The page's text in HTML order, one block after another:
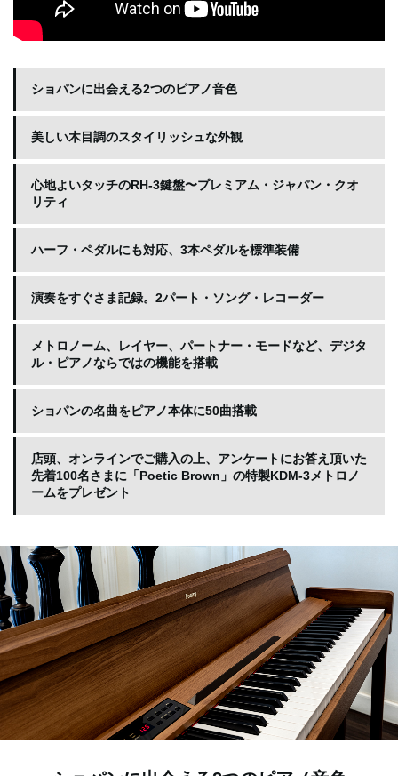
ショパンに出会える2つのピアノ音色
美しい木目調のスタイリッシュな外観
心地よいタッチのRH-3鍵盤〜プレミアム・ジャパン・クオ
リティ
ハーフ・ペダルにも対応、3本ペダルを標準装備
演奏をすぐさま記録。2パート・ソング・レコーダー
メトロノーム、レイヤー、パートナー・モードなど、デジタ
ル・ピアノならではの機能を搭載
ショパンの名曲をピアノ本体に50曲搭載
店頭、オンラインでご購入の上、アンケートにお答え頂いた
先着100名さまに「Poetic Brown」の特製KDM-3メトロノ
ームをプレゼント